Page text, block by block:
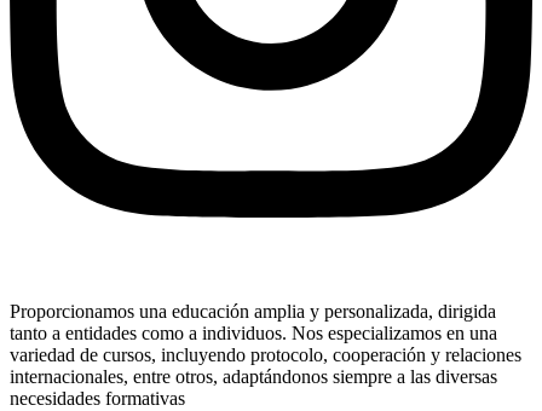
Proporcionamos una educación amplia y personalizada, dirigida
tanto a entidades como a individuos. Nos especializamos en una
variedad de cursos, incluyendo protocolo, cooperación y relaciones
internacionales, entre otros, adaptándonos siempre a las diversas
necesidades formativas